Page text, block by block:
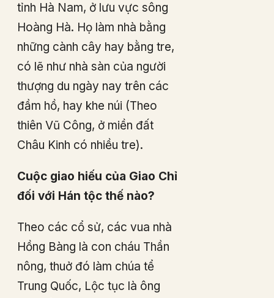
tỉnh Hà Nam, ở lưu vực sông
Hoàng Hà. Họ làm nhà bằng
những cành cây hay bằng tre,
có lẽ như nhà sàn của người
thượng du ngày nay trên các
đầm hồ, hay khe núi (Theo
thiên Vũ Công, ở miền đất
Châu Kinh có nhiều tre).
Cuộc giao hiếu của Giao Chỉ
đối với Hán tộc thế nào?
Theo các cổ sử, các vua nhà
Hồng Bàng là con cháu Thần
nông, thuở đó làm chúa tể
Trung Quốc, Lộc tục là ông